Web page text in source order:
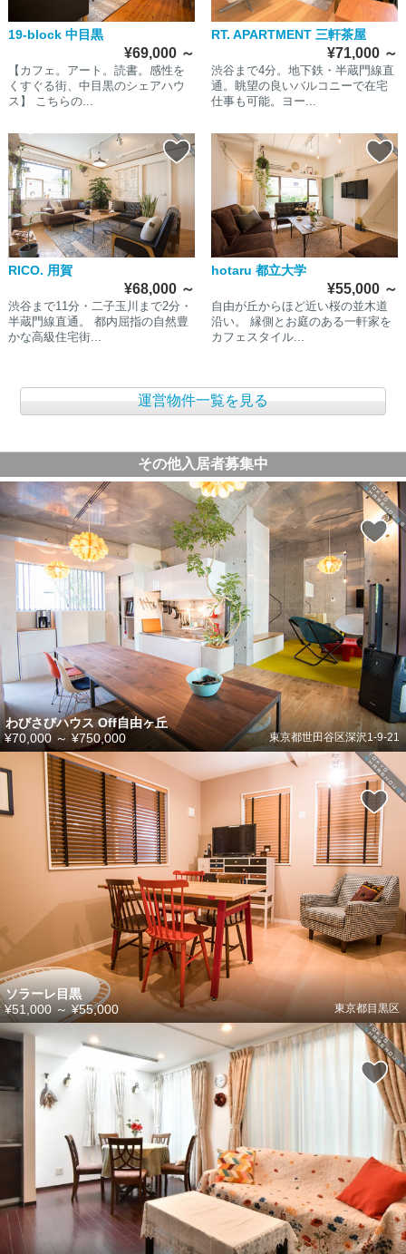
19-block 中目黒
¥69,000 ～
【カフェ。アート。読書。感性を
くすぐる街、中目黒のシェアハウ
ス】 こちらの...
RT. APARTMENT 三軒茶屋
¥71,000 ～
渋谷まで4分。地下鉄・半蔵門線直
通。眺望の良いバルコニーで在宅
仕事も可能。ヨー...
RICO. 用賀
¥68,000 ～
渋谷まで11分・二子玉川まで2分・
半蔵門線直通。 都内屈指の自然豊
かな高級住宅街...
hotaru 都立大学
¥55,000 ～
自由が丘からほど近い桜の並木道
沿い。 縁側とお庭のある一軒家を
カフェスタイル...
運営物件一覧を見る
その他入居者募集中
わびさびハウス Off自由ヶ丘
東京都世田谷区深沢1-9-21
¥70,000 ～¥750,000
ソラーレ目黒
東京都目黒区
¥51,000～¥55,000